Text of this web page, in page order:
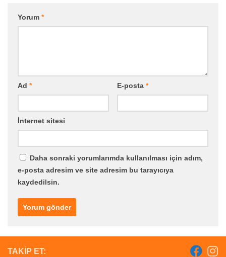
Yorum *
Ad * E-posta *
İnternet sitesi
Daha sonraki yorumlarımda kullanılması için adım,
e-posta adresim ve site adresim bu tarayıcıya
kaydedilsin.
TAKIP ET: